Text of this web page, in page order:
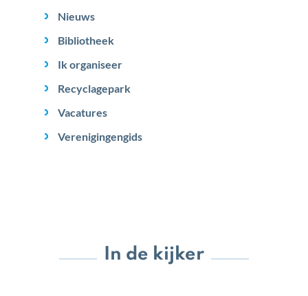
Nieuws
Bibliotheek
Ik organiseer
Recyclagepark
Vacatures
Verenigingengids
In de kijker